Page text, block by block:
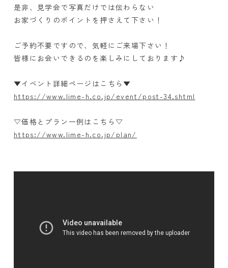
是非、見学会で写真だけでは伝わらない
お家づくりのポイントを 押さえて下さい！
ご予約不要ですので、気軽にご来場下さい！
皆様にお会いできるのを楽しみにしております♪
▼イベント詳細ページはこちら▼
https://www.lime-h.co.jp/event/post-34.shtml
▽価格とプラン一例はこちら▽
https://www.lime-h.co.jp/plan/